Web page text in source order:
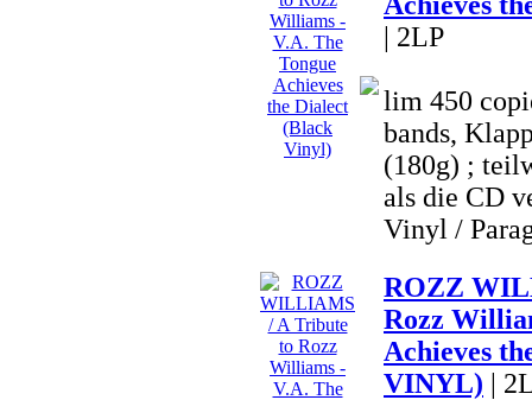
| 2LP
lim 450
bands,
(180g) ;
als die CD
Vinyl /
ROZZ
Rozz
Achieves
VINYL) |